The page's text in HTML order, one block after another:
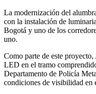
La modernización del
con la instalación de
Bogotá y uno de los
uno.
Como parte de este
LED en el tramo
Departamento de Policía
condiciones de visibilidad en